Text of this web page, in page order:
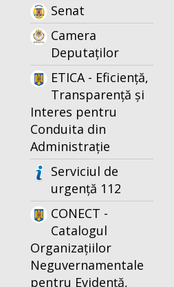
Senat
Camera
Deputaților
ETICA - Eficiență,
Transparență și
Interes pentru
Conduita din
Administrație
Serviciul de
urgență 112
CONECT -
Catalogul
Organizațiilor
Neguvernamentale
pentru Evidență,